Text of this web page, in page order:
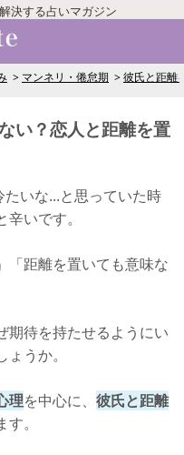
決する占いマガジン
マンネリ・倦怠期 彼氏と距離
い？恋人と距離を置
いな...と思っていた時
いです。
「距離を置いても意味な
期待を持たせるようにい
うか。
理を中心に、 彼氏と距離
。